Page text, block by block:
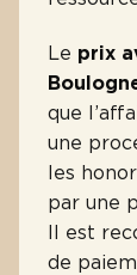
Le prix
que
une
les
par une
Il est
de